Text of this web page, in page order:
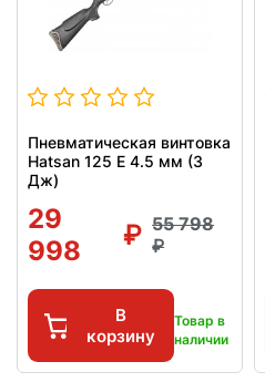
Пневматическая винтовка
Hatsan 125 E 4.5 мм (3
Дж)
29
998
55 798
В
корзину
Товар в
наличии